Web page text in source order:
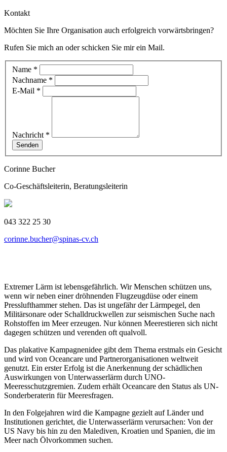
Kontakt
Möchten Sie Ihre Organisation auch erfolgreich vorwärtsbringen?
Rufen Sie mich an oder schicken Sie mir ein Mail.
Kontakt
Name *
Nachname *
E-Mail *
Nachricht *
Senden
Corinne Bucher
Co-Geschäftsleiterin, Beratungsleiterin
043 322 25 30
corinne.bucher@spinas-cv.ch
Extremer Lärm ist lebensgefährlich. Wir Menschen schützen uns,
wenn wir neben einer dröhnenden Flugzeugdüse oder einem
Presslufthammer stehen. Das ist ungefähr der Lärmpegel, den
Militärsonare oder Schalldruckwellen zur seismischen Suche nach
Rohstoffen im Meer erzeugen. Nur können Meerestieren sich nicht
dagegen schützen und verenden oft qualvoll.
Das plakative Kampagnenidee gibt dem Thema erstmals ein Gesicht
und wird von Oceancare und Partnerorganisationen weltweit
genutzt. Ein erster Erfolg ist die Anerkennung der schädlichen
Auswirkungen von Unterwasserlärm durch UNO-
Meeresschutzgremien. Zudem erhält Oceancare den Status als UN-
Sonderberaterin für Meeresfragen.
In den Folgejahren wird die Kampagne gezielt auf Länder und
Institutionen gerichtet, die Unterwasserlärm verursachen: Von der
US Navy bis hin zu den Malediven, Kroatien und Spanien, die im
Meer nach Ölvorkommen suchen.